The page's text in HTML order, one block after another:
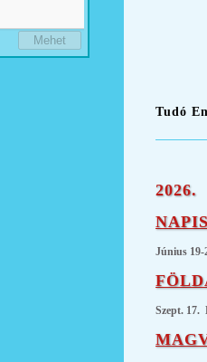
Tudó
2026.
Június
Szept. 17.